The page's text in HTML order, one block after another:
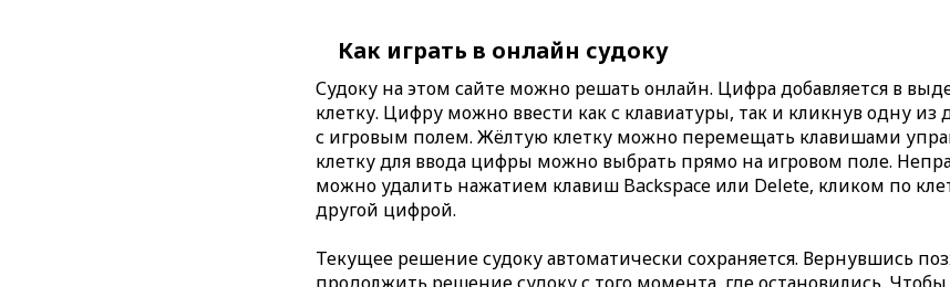
Как играть в онлайн судоку
Судоку на этом сайте можно решать онлайн. Цифра добавляется в
клетку. Цифру можно ввести как с клавиатуры, так и кликнув одну из
с игровым полем. Жёлтую клетку можно перемещать клавишами
клетку для ввода цифры можно выбрать прямо на игровом поле.
можно удалить нажатием клавиш Backspace или Delete, кликом по
другой цифрой.
Текущее решение судоку автоматически сохраняется. Вернувшись